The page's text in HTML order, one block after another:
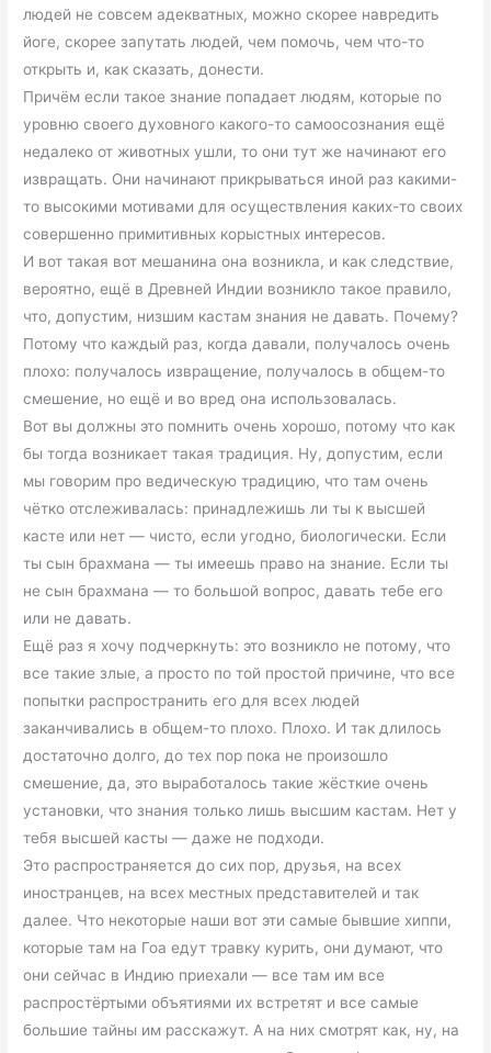
людей не совсем адекватных, можно скорее навредить
йоге, скорее запутать людей, чем помочь, чем что-то
открыть и, как сказать, донести.
Причём если такое знание попадает людям, которые по
уровню своего духовного какого-то самоосознания ещё
недалеко от животных ушли, то они тут же начинают его
извращать. Они начинают прикрываться иной раз какими-
то высокими мотивами для осуществления каких-то своих
совершенно примитивных корыстных интересов.
И вот такая вот мешанина она возникла, и как следствие,
вероятно, ещё в Древней Индии возникло такое правило,
что, допустим, низшим кастам знания не давать. Почему?
Потому что каждый раз, когда давали, получалось очень
плохо: получалось извращение, получалось в общем-то
смешение, но ещё и во вред она использовалась.
Вот вы должны это помнить очень хорошо, потому что как
бы тогда возникает такая традиция. Ну, допустим, если
мы говорим про ведическую традицию, что там очень
чётко отслеживалась: принадлежишь ли ты к высшей
касте или нет — чисто, если угодно, биологически. Если
ты сын брахмана — ты имеешь право на знание. Если ты
не сын брахмана — то большой вопрос, давать тебе его
или не давать.
Ещё раз я хочу подчеркнуть: это возникло не потому, что
все такие злые, а просто по той простой причине, что все
попытки распространить его для всех людей
заканчивались в общем-то плохо. Плохо. И так длилось
достаточно долго, до тех пор пока не произошло
смешение, да, это выработалось такие жёсткие очень
установки, что знания только лишь высшим кастам. Нет у
тебя высшей касты — даже не подходи.
Это распространяется до сих пор, друзья, на всех
иностранцев, на всех местных представителей и так
далее. Что некоторые наши вот эти самые бывшие хиппи,
которые там на Гоа едут травку курить, они думают, что
они сейчас в Индию приехали — все там им все
распростёртыми объятиями их встретят и все самые
большие тайны им расскажут. А на них смотрят как, ну, на